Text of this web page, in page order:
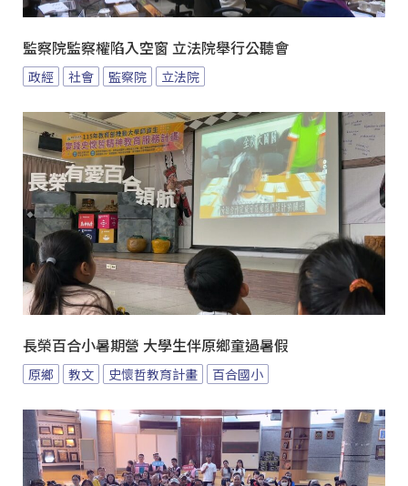
監察院監察權陷入空窗 立法院舉行公聽會
政經 社會 監察院 立法院
長榮百合小暑期營 大學生伴原鄉童過暑假
原鄉 教文 史懷哲教育計畫 百合國小